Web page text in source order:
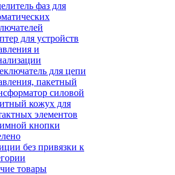
фаз для
для устройств
и
для цепи
пакетный
силовой
кожух для
элементов
кнопки
без привязки к
товары